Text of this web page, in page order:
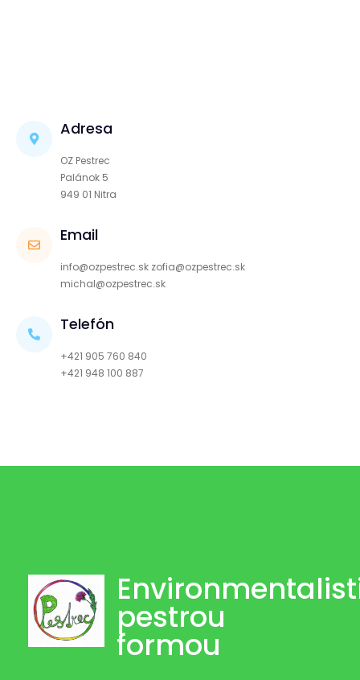
Adresa
OZ Pestrec
Palánok 5
949 01 Nitra
Email
info@ozpestrec.sk zofia@ozpestrec.sk
michal@ozpestrec.sk
Telefón
+421 905 760 840
+421 948 100 887
pestrou
formou